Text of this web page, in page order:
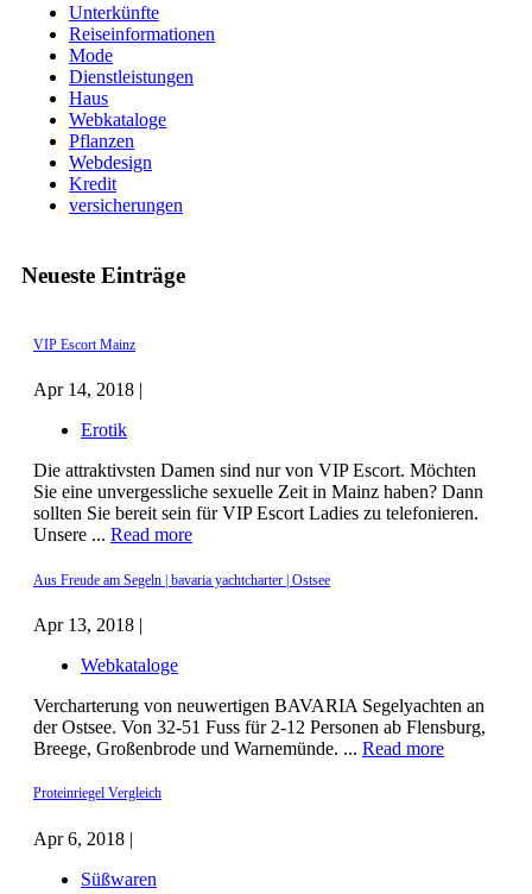
Unterkünfte
Reiseinformationen
Mode
Dienstleistungen
Haus
Webkataloge
Pflanzen
Webdesign
Kredit
versicherungen
Neueste Einträge
VIP Escort Mainz
Apr 14, 2018 |
Erotik
Die attraktivsten Damen sind nur von VIP Escort. Möchten
Sie eine unvergessliche sexuelle Zeit in Mainz haben? Dann
sollten Sie bereit sein für VIP Escort Ladies zu telefonieren.
Unsere ... Read more
Aus Freude am Segeln | bavaria yachtcharter | Ostsee
Apr 13, 2018 |
Webkataloge
Vercharterung von neuwertigen BAVARIA Segelyachten an
der Ostsee. Von 32-51 Fuss für 2-12 Personen ab Flensburg,
Breege, Großenbrode und Warnemünde. ... Read more
Proteinriegel Vergleich
Apr 6, 2018 |
Süßwaren